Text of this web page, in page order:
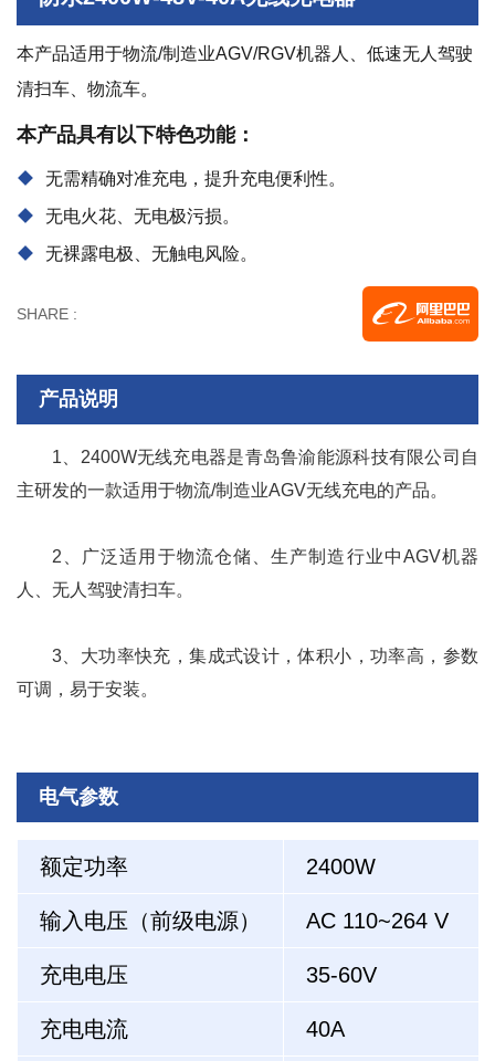
本产品适用于物流/制造业AGV/RGV机器人、低速无人驾驶
清扫车、物流车。
本产品具有以下特色功能：
无需精确对准充电，提升充电便利性。
无电火花、无电极污损。
无裸露电极、无触电风险。
SHARE :
产品说明
1、2400W无线充电器是青岛鲁渝能源科技有限公司自
主研发的一款适用于物流/制造业AGV无线充电的产品。
2 、广泛适用于物流仓储、生产制造行业中AGV机器
人、 无人驾驶清扫车。
3、大功率快充，集成式设计，体积小，功率高，参数
可调，易于安装。
电气参数
额定功率 2400W
输入电压（前级电源） AC 110~264 V
充电电压 35-60V
充电电流 40A